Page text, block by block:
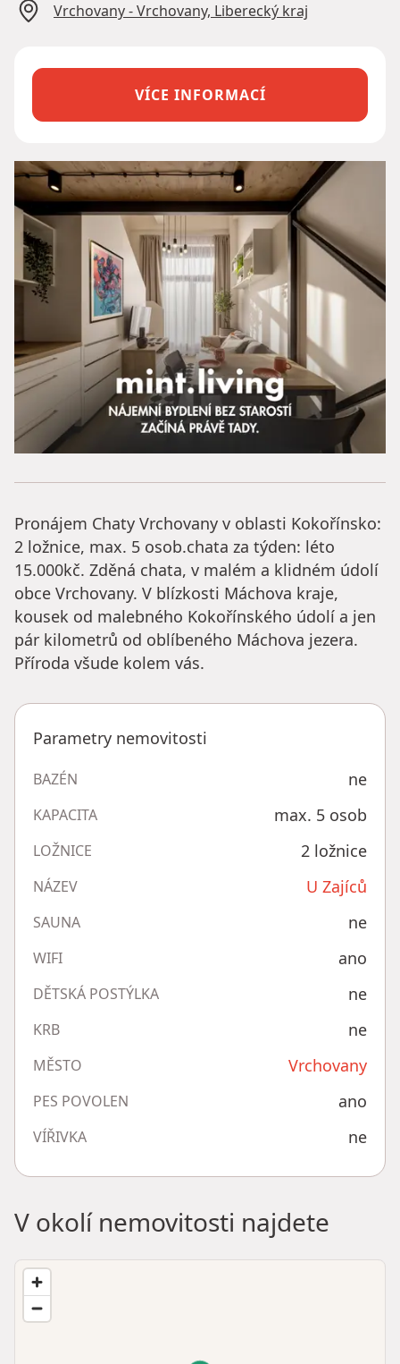
Vrchovany - Vrchovany, Liberecký kraj
VÍCE INFORMACÍ
Pronájem Chaty Vrchovany v oblasti Kokořínsko:
2 ložnice, max. 5 osob.chata za týden: léto
15.000kč. Zděná chata, v malém a klidném údolí
obce Vrchovany. V blízkosti Máchova kraje,
kousek od malebného Kokořínského údolí a jen
pár kilometrů od oblíbeného Máchova jezera.
Příroda všude kolem vás.
Parametry nemovitosti
BAZÉN ne
KAPACITA max. 5 osob
LOŽNICE 2 ložnice
NÁZEV U Zajíců
SAUNA ne
WIFI ano
DĚTSKÁ POSTÝLKA ne
KRB ne
MĚSTO Vrchovany
PES POVOLEN ano
VÍŘIVKA ne
V okolí nemovitosti najdete